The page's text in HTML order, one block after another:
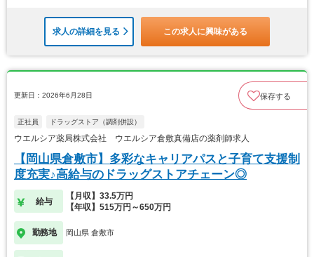
求人の詳細を見る この求人に興味がある
更新日：2026年6月28日 保存する
正社員 ドラッグストア（調剤併設）
ウエルシア薬局株式会社 ウエルシア倉敷真備店の薬剤師求人
【岡山県倉敷市】多彩なキャリアパスと子育て支援制
度充実♪高給与のドラッグストアチェーン◎
給与
【月収】33.5万円
【年収】515万円～650万円
勤務地 岡山県 倉敷市